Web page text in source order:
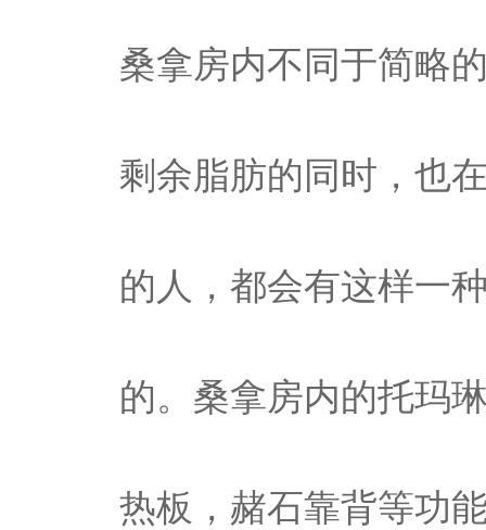
桑拿房内不同于简略
剩余脂肪的同时，也
的人，都会有这样一
的。桑拿房内的托玛
热板，赭石靠背等功